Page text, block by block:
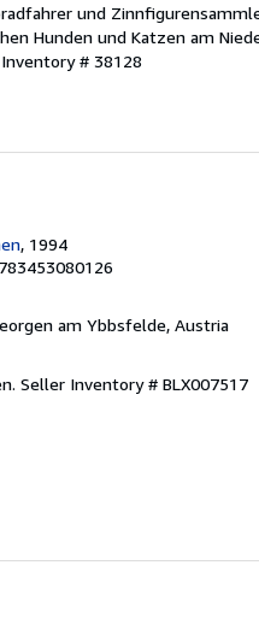
und
Hunden und Katzen am
# 38128
, 1994
am Ybbsfelde, Austria
Seller Inventory # BLX007517